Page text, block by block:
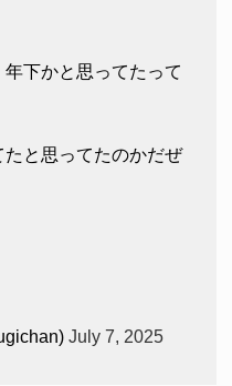
下かと思ってたって
と思ってたのかだぜ
July 7, 2025